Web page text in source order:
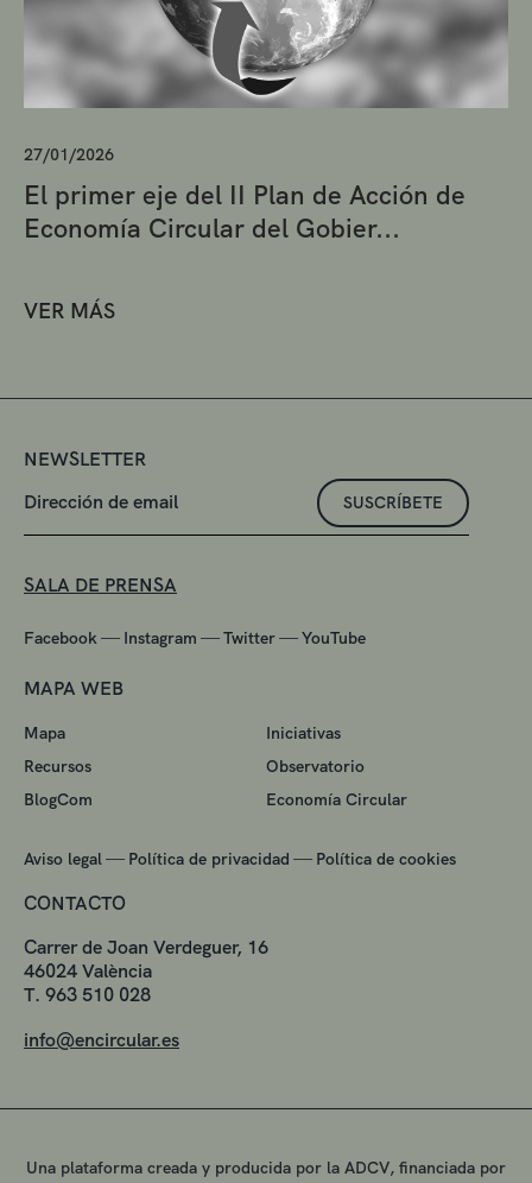
27/01/2026
El primer eje del II Plan de Acción de
Economía Circular del Gobier...
VER MÁS
NEWSLETTER
SUSCRÍBETE
SALA DE PRENSA
Facebook — Instagram —Twitter—YouTube
MAPA WEB
Mapa
Iniciativas
Recursos
Observatorio
BlogCom
Economía Circular
Aviso legal — Política de privacidad — Política de cookies
CONTACTO
Carrer de Joan Verdeguer, 16
46024 València
T. 963 510 028
info@encircular.es
Una plataforma creada y producida por la ADCV, financiada por